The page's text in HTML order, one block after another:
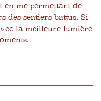
en me permettant de
des sentiers battus. Si
la meilleure lumière